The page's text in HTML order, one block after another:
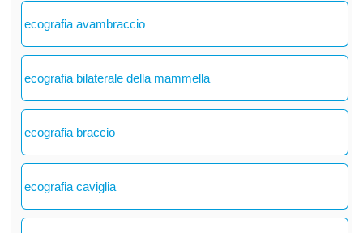
ecografia avambraccio
ecografia bilaterale della mammella
ecografia braccio
ecografia caviglia